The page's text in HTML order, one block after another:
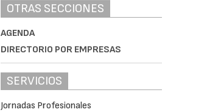
OTRAS SECCIONES
AGENDA
DIRECTORIO POR EMPRESAS
SERVICIOS
Jornadas Profesionales